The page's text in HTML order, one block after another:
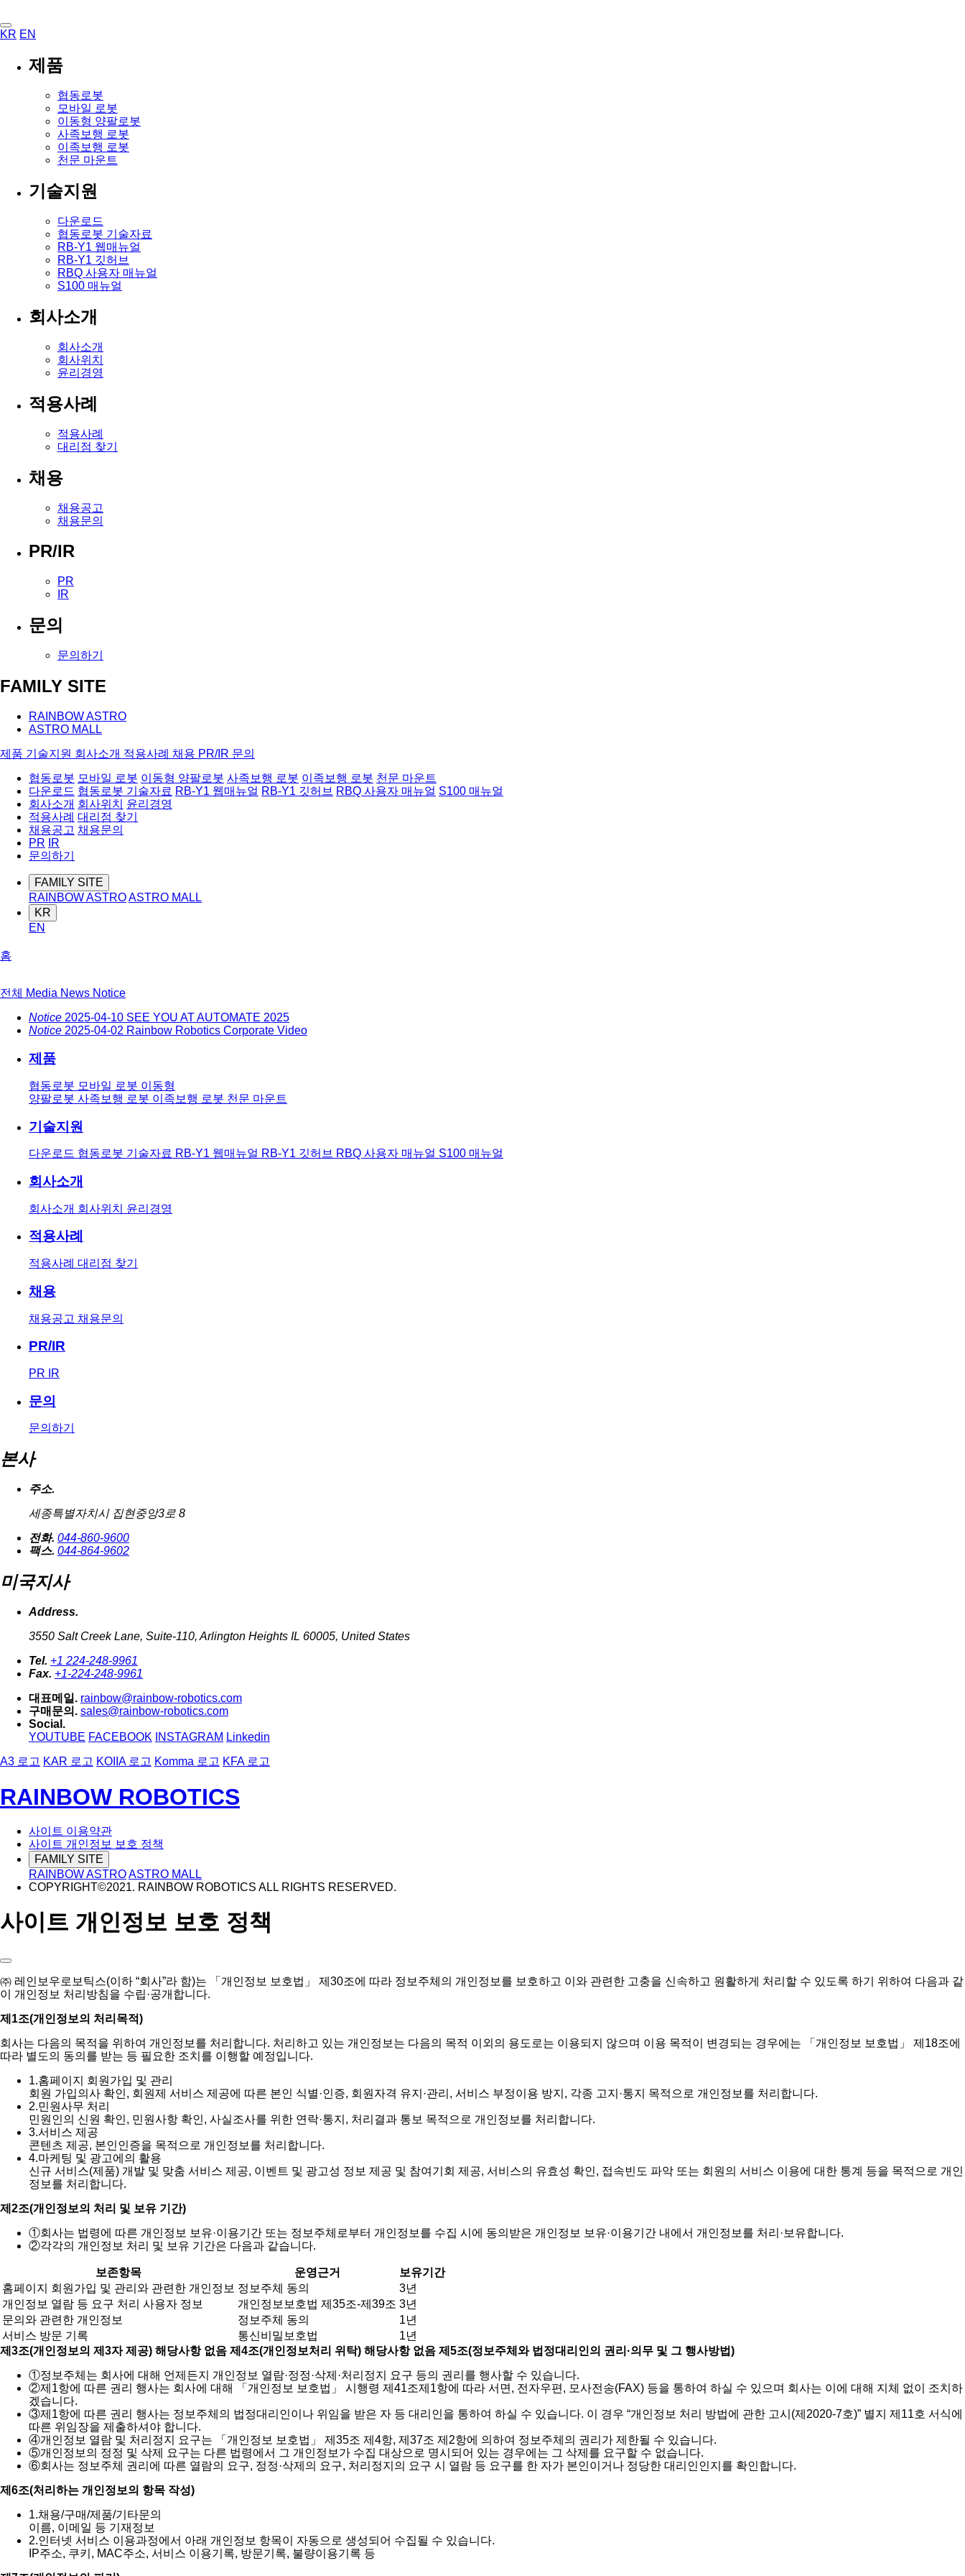
KR EN
제품
협동로봇
모바일 로봇
이동형 양팔로봇
사족보행 로봇
이족보행 로봇
천문 마운트
기술지원
다운로드
협동로봇 기술자료
RB-Y1 웹매뉴얼
RB-Y1 깃허브
RBQ 사용자 매뉴얼
S100 매뉴얼
회사소개
회사소개
회사위치
윤리경영
적용사례
적용사례
대리점 찾기
채용
채용공고
채용문의
PR/IR
PR
IR
문의
문의하기
FAMILY SITE
RAINBOW ASTRO
ASTRO MALL
제품 기술지원 회사소개 적용사례 채용 PR/IR 문의
협동로봇 모바일 로봇 이동형 양팔로봇 사족보행 로봇 이족보행 로봇 천문 마운트
다운로드 협동로봇 기술자료 RB-Y1 웹매뉴얼 RB-Y1 깃허브 RBQ 사용자 매뉴얼 S100 매뉴얼
회사소개 회사위치
윤리경영
적용사례 대리점 찾기
채용공고 채용문의
PR
IR
문의하기
FAMILY SITE
RAINBOW ASTROASTRO MALL
KR
EN
홈
전체 Media News Notice
Notice 2025-04-10 SEE YOU AT AUTOMATE 2025
Notice 2025-04-02 Rainbow Robotics Corporate Video
제품
협동로봇 모바일 로봇 이동형
양팔로봇 사족보행 로봇 이족보행 로봇 천문 마운트
기술지원
다운로드 협동로봇 기술자료 RB-Y1 웹매뉴얼 RB-Y1 깃허브 RBQ 사용자 매뉴얼 S100 매뉴얼
회사소개
회사소개 회사위치 윤리경영
적용사례
적용사례 대리점 찾기
채용
채용공고 채용문의
PR/IR
PR IR
문의
문의하기
본사
주소.
세종특별자치시 집현중앙3로 8
전화. 044-860-9600
팩스. 044-864-9602
미국지사
Address.
3550 Salt Creek Lane, Suite-110, Arlington Heights IL 60005, United States
Tel. +1 224-248-9961
Fax. +1-224-248-9961
대표메일. rainbow@rainbow-robotics.com
구매문의. sales@rainbow-robotics.com
Social.
YOUTUBE FACEBOOK INSTAGRAM Linkedin
A3 로고 KAR 로고 KOIIA 로고 Komma 로고 KFA 로고
RAINBOW ROBOTICS
사이트 이용약관
사이트 개인정보 보호 정책
FAMILY SITE
RAINBOW ASTROASTRO MALL
COPYRIGHT©2021. RAINBOW ROBOTICS ALL RIGHTS RESERVED.
사이트 개인정보 보호 정책
㈜ 레인보우로보틱스(이하 “회사”라 함)는 「개인정보 보호법」 제30조에 따라 정보주체의 개인정보를 보호하고 이와 관련한 고충을 신속하고 원활하게 처리할 수 있도록 하기 위하여 다음과 같
이 개인정보 처리방침을 수립·공개합니다.
제1조(개인정보의 처리목적)
회사는 다음의 목적을 위하여 개인정보를 처리합니다. 처리하고 있는 개인정보는 다음의 목적 이외의 용도로는 이용되지 않으며 이용 목적이 변경되는 경우에는 「개인정보 보호법」 제18조에
따라 별도의 동의를 받는 등 필요한 조치를 이행할 예정입니다.
1.홈페이지 회원가입 및 관리
회원 가입의사 확인, 회원제 서비스 제공에 따른 본인 식별·인증, 회원자격 유지·관리, 서비스 부정이용 방지, 각종 고지·통지 목적으로 개인정보를 처리합니다.
2.민원사무 처리
민원인의 신원 확인, 민원사항 확인, 사실조사를 위한 연락·통지, 처리결과 통보 목적으로 개인정보를 처리합니다.
3.서비스 제공
콘텐츠 제공, 본인인증을 목적으로 개인정보를 처리합니다.
4.마케팅 및 광고에의 활용
신규 서비스(제품) 개발 및 맞춤 서비스 제공, 이벤트 및 광고성 정보 제공 및 참여기회 제공, 서비스의 유효성 확인, 접속빈도 파악 또는 회원의 서비스 이용에 대한 통계 등을 목적으로 개인
정보를 처리합니다.
제2조(개인정보의 처리 및 보유 기간)
①회사는 법령에 따른 개인정보 보유·이용기간 또는 정보주체로부터 개인정보를 수집 시에 동의받은 개인정보 보유·이용기간 내에서 개인정보를 처리·보유합니다.
②각각의 개인정보 처리 및 보유 기간은 다음과 같습니다.
보존항목 운영근거
보유기간
홈페이지 회원가입 및 관리와 관련한 개인정보 정보주체 동의
3년
개인정보 열람 등 요구 처리 사용자 정보
개인정보보호법 제35조-제39조 3년
문의와 관련한 개인정보
정보주체 동의
1년
서비스 방문 기록
통신비밀보호법
1년
제3조(개인정보의 제3자 제공) 해당사항 없음 제4조(개인정보처리 위탁) 해당사항 없음 제5조(정보주체와 법정대리인의 권리·의무 및 그 행사방법)
①정보주체는 회사에 대해 언제든지 개인정보 열람·정정·삭제·처리정지 요구 등의 권리를 행사할 수 있습니다.
②제1항에 따른 권리 행사는 회사에 대해 「개인정보 보호법」 시행령 제41조제1항에 따라 서면, 전자우편, 모사전송(FAX) 등을 통하여 하실 수 있으며 회사는 이에 대해 지체 없이 조치하
겠습니다.
③제1항에 따른 권리 행사는 정보주체의 법정대리인이나 위임을 받은 자 등 대리인을 통하여 하실 수 있습니다. 이 경우 “개인정보 처리 방법에 관한 고시(제2020-7호)” 별지 제11호 서식에
따른 위임장을 제출하셔야 합니다.
④개인정보 열람 및 처리정지 요구는 「개인정보 보호법」 제35조 제4항, 제37조 제2항에 의하여 정보주체의 권리가 제한될 수 있습니다.
⑤개인정보의 정정 및 삭제 요구는 다른 법령에서 그 개인정보가 수집 대상으로 명시되어 있는 경우에는 그 삭제를 요구할 수 없습니다.
⑥회사는 정보주체 권리에 따른 열람의 요구, 정정·삭제의 요구, 처리정지의 요구 시 열람 등 요구를 한 자가 본인이거나 정당한 대리인인지를 확인합니다.
제6조(처리하는 개인정보의 항목 작성)
1.채용/구매/제품/기타문의
이름, 이메일 등 기재정보
2.인터넷 서비스 이용과정에서 아래 개인정보 항목이 자동으로 생성되어 수집될 수 있습니다.
IP주소, 쿠키, MAC주소, 서비스 이용기록, 방문기록, 불량이용기록 등